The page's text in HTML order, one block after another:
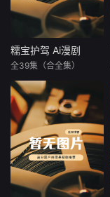
暂无内容
糯宝护驾 Ai漫剧
全39集（合全集）